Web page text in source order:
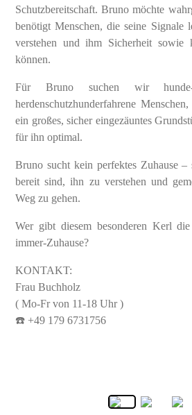
Schutzbereitschaft. Bruno möchte
benötigt Menschen, die seine Signale
verstehen und ihm Sicherheit sowie
können.
Für Bruno suchen wir
herdenschutzhunderfahrene
ein großes, sicher eingezäuntes
für ihn optimal.
Bruno sucht kein perfektes Zuhause –
bereit sind, ihn zu verstehen und
Weg zu gehen.
Wer gibt diesem besonderen Kerl
immer-Zuhause?
KONTAKT:
Frau Buchholz
( Mo-Fr von 11-18 Uhr )
☎️ +49 179 6731756